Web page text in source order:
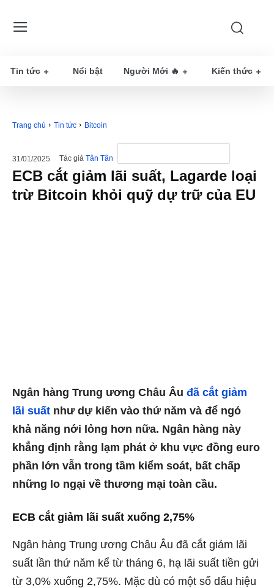
Tin tức Nổi bật Người Mới 🔥 Kiến thức
Trang chủ Tin tức Bitcoin
31/01/2025 Tác giả Tân Tân
ECB cắt giảm lãi suất, Lagarde loại
trừ Bitcoin khỏi quỹ dự trữ của EU
Ngân hàng Trung ương Châu Âu đã cắt giảm
lãi suất như dự kiến ​​vào thứ năm và để ngỏ
khả năng nới lỏng hơn nữa. Ngân hàng này
khẳng định rằng lạm phát ở khu vực đồng euro
phần lớn vẫn trong tầm kiểm soát, bất chấp
những lo ngại về thương mại toàn cầu.
ECB cắt giảm lãi suất xuống 2,75%
Ngân hàng Trung ương Châu Âu đã cắt giảm lãi
suất lần thứ năm kể từ tháng 6, hạ lãi suất tiền gửi
từ 3,0% xuống 2,75%. Mặc dù có một số dấu hiệu